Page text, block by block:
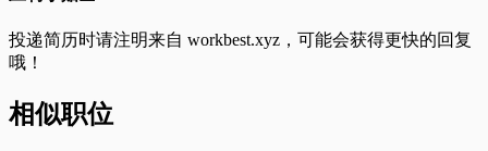
投递简历时请注明来自 workbest.xyz ，可能会获得更快的回复
哦！
相似职位